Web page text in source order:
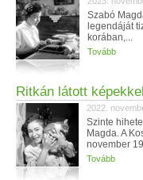
Szabó
legendáját
korában,...
Tovább
Ritkán látott
2022.
Szinte
Magda. A
november
Tovább